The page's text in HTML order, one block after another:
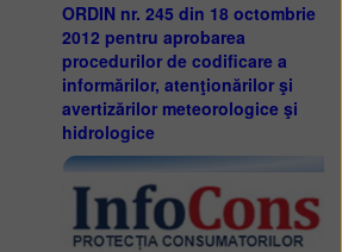
ORDIN nr. 245 din 18 octombrie
2012 pentru aprobarea
procedurilor de codificare a
informărilor, atenţionărilor şi
avertizărilor meteorologice şi
hidrologice